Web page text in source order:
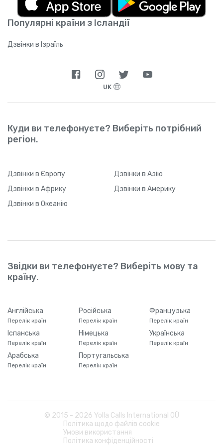
завантажити застосунок (або якщо між
натисканням на посилання та реєстрацією
пройде значний проміжок часу), Yolla може
через технічні обмеження. Щойно ваш друг
підключення до Інтернету.
Популярні країни з Ісландії
Дзвінки в Ізраїль
UK
Куди ви телефонуєте? Виберіть потрібний
регіон.
Дзвінки в Європу Дзвінки в Азію
Дзвінки в Африку Дзвінки в Америку
Дзвінки в Океанію
Звідки ви телефонуєте? Виберіть мову та
країну.
Англійська
Перелік країн
Російська
Перелік країн
Французька
Перелік країн
Іспанська
Перелік країн
Німецька
Перелік країн
Українська
Перелік країн
Арабська
Перелік країн
Португальська
Перелік країн
© 2015 - 2026 Yolla Calls International OÜ
Політика щодо файлів cookie
Умови використання
Політика конфіденційності